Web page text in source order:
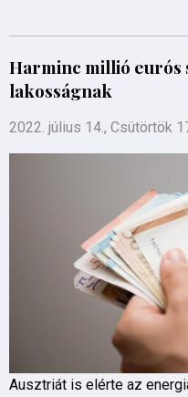
Harminc millió eurós
lakosságnak
2022. július 14., Csütörtök
Ausztriát is elérte az